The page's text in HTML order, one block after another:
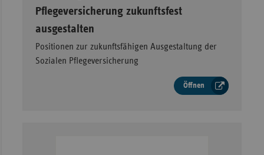
Pflegeversicherung zukunftsfest
ausgestalten
Positionen zur zukunftsfähigen Ausgestaltung der
Sozialen Pflegeversicherung
Öffnen